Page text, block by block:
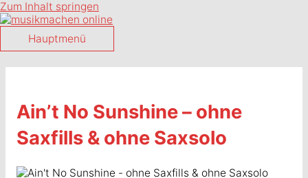
Zum Inhalt springen
Hauptmenü
Ain’t No Sunshine – ohne
Saxfills & ohne Saxsolo